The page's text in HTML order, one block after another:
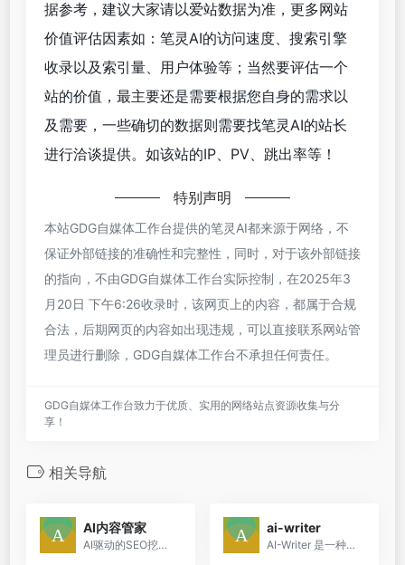
据参考，建议大家请以爱站数据为准，更多网站
价值评估因素如：笔灵AI的访问速度、搜索引擎
收录以及索引量、用户体验等；当然要评估一个
站的价值，最主要还是需要根据您自身的需求以
及需要，一些确切的数据则需要找笔灵AI的站长
进行洽谈提供。如该站的IP、PV、跳出率等！
特别声明
本站GDG自媒体工作台提供的笔灵AI都来源于网络，不
保证外部链接的准确性和完整性，同时，对于该外部链接
的指向，不由GDG自媒体工作台实际控制，在2025年3
月20日 下午6:26收录时，该网页上的内容，都属于合规
合法，后期网页的内容如出现违规，可以直接联系网站管
理员进行删除，GDG自媒体工作台不承担任何责任。
GDG自媒体工作台致力于优质、实用的网络站点资源收集与分
享！
相关导航
AI内容管家
AI驱动的SEO挖词、写作、发布工具
ai-writer
AI-Writer 是一种基于人工智能的内容创建工具